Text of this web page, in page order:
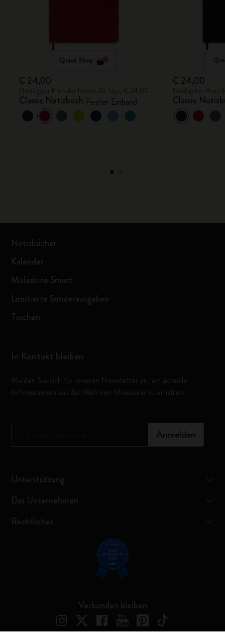
Quick Shop
€ 24,00
Classic Notizbuch Fester Einband
€ 24,00
Classic
Notizbücher
Kalender
Moleskine Smart
Limitierte Sonderausgaben
Taschen
In Kontakt bleiben
Melden Sie sich für unseren Newsletter an, um aktuelle
Informationen aus der Welt von Moleskine zu erhalten
Anmelden
Unterstützung
Das Unternehmen
Rechtliches
Verbunden bleiben